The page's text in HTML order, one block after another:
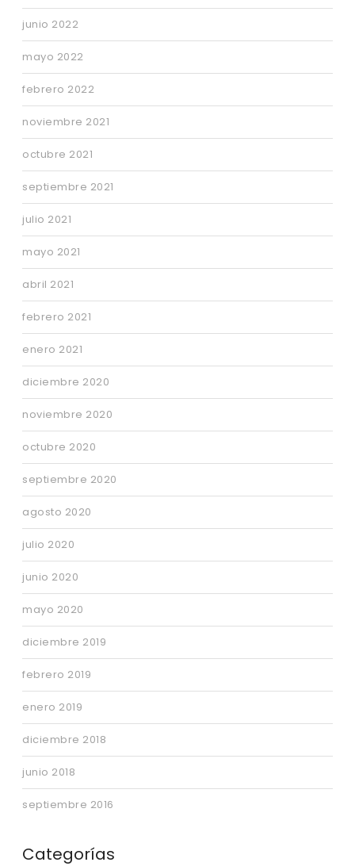
junio 2022
mayo 2022
febrero 2022
noviembre 2021
octubre 2021
septiembre 2021
julio 2021
mayo 2021
abril 2021
febrero 2021
enero 2021
diciembre 2020
noviembre 2020
octubre 2020
septiembre 2020
agosto 2020
julio 2020
junio 2020
mayo 2020
diciembre 2019
febrero 2019
enero 2019
diciembre 2018
junio 2018
septiembre 2016
Categorías